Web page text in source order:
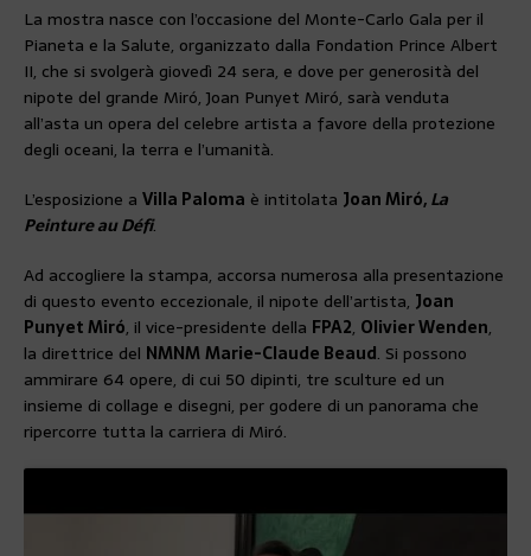
La mostra nasce con l’occasione del Monte-Carlo Gala per il
Pianeta e la Salute, organizzato dalla Fondation Prince Albert
II, che si svolgerà giovedì 24 sera, e dove per generosità del
nipote del grande Miró, Joan Punyet Miró, sarà venduta
all’asta un opera del celebre artista a favore della protezione
degli oceani, la terra e l’umanità.
L’esposizione a Villa Paloma è intitolata Joan Miró,La
Peinture au Défi.
Ad accogliere la stampa, accorsa numerosa alla presentazione
di questo evento eccezionale, il nipote dell’artista, Joan
Punyet Miró, il vice-presidente della FPA2, Olivier Wenden,
la direttrice del NMNMMarie-Claude Beaud. Si possono
ammirare 64 opere, di cui 50 dipinti, tre sculture ed un
insieme di collage e disegni, per godere di un panorama che
ripercorre tutta la carriera di Miró.